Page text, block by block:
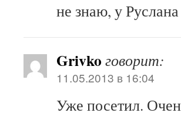
не знаю, у
Grivko говорит:
11.05.2013 в 16:04
Уже посетил.